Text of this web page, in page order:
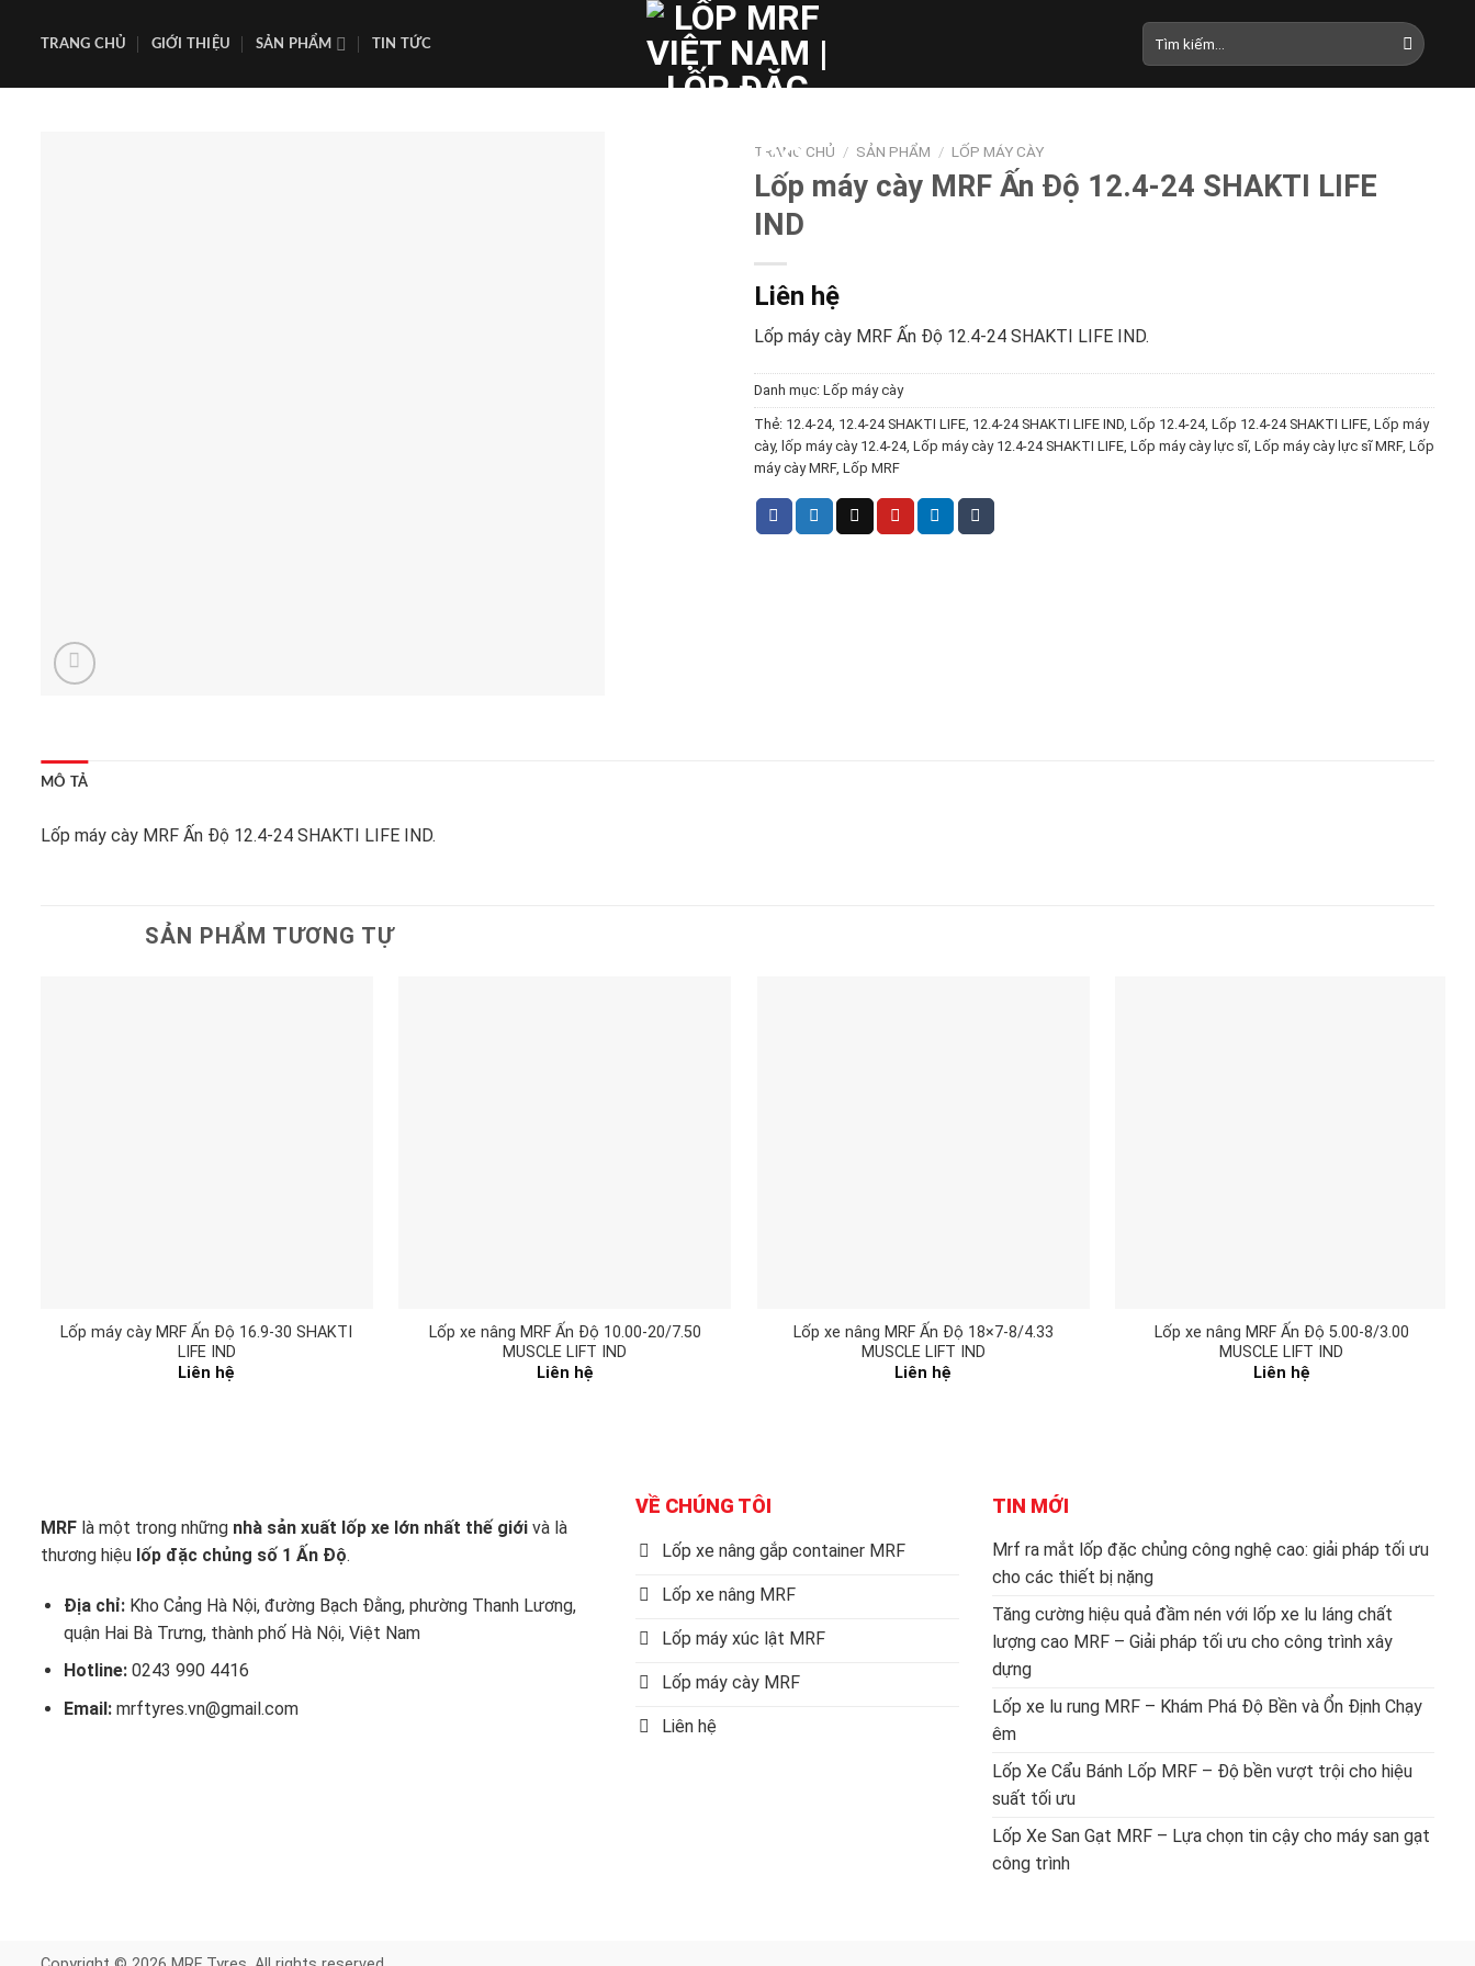
TRANG CHỦ GIỚI THIỆU SẢN PHẨM TIN TỨC
Tìm
kiếm:
TRANG CHỦ / SẢN PHẨM / LỐP MÁY CÀY
Lốp máy cày MRF Ấn Độ 12.4-24 SHAKTI LIFE
IND
Liên hệ
Lốp máy cày MRF Ấn Độ 12.4-24 SHAKTI LIFE IND.
Danh mục: Lốp máy cày
Thẻ: 12.4-24, 12.4-24 SHAKTI LIFE 12.4-24 SHAKTI LIFE IND Lốp 12.4-24, Lốp 12.4-24 SHAKTI LIFE Lốp máy
cày, lốp máy cày 12.4-24, Lốp máy cày 12.4-24 SHAKTI LIFE Lốp máy cày lực sĩ, Lốp máy cày lực sĩ MRF, Lốp
máy cày MRF, Lốp MRF
MÔ TẢ
Lốp máy cày MRF Ấn Độ 12.4-24 SHAKTI LIFE IND.
SẢN PHẨM TƯƠNG TỰ
Lốp máy cày MRF Ấn Độ 16.9-30 SHAKTI
LIFE IND
Liên hệ
Lốp xe nâng MRF Ấn Độ 10.00-20/7.50
MUSCLE LIFT IND
Liên hệ
Lốp xe nâng MRF Ấn Độ 18×7-8/4.33
MUSCLE LIFT IND
Liên hệ
Lốp xe nâng MRF Ấn Độ 5.00-8/3.00
MUSCLE LIFT IND
Liên hệ
MRF là một trong những nhà sản xuất lốp xe lớn nhất thế giới và là
thương hiệu lốp đặc chủng số 1 Ấn Độ.
Địa chỉ:Kho Cảng Hà Nội, đường Bạch Đằng, phường Thanh Lương,
quận Hai Bà Trưng, thành phố Hà Nội, Việt Nam
Hotline: 0243 990 4416
Email: mrftyres.vn@gmail.com
VỀ CHÚNG TÔI
Lốp xe nâng gắp container MRF
Lốp xe nâng MRF
Lốp máy xúc lật MRF
Lốp máy cày MRF
Liên hệ
TIN MỚI
Mrf ra mắt lốp đặc chủng công nghệ cao: giải pháp tối ưu
cho các thiết bị nặng
Tăng cường hiệu quả đầm nén với lốp xe lu láng chất
lượng cao MRF – Giải pháp tối ưu cho công trình xây
dựng
Lốp xe lu rung MRF – Khám Phá Độ Bền và Ổn Định Chạy
êm
Lốp Xe Cẩu Bánh Lốp MRF – Độ bền vượt trội cho hiệu
suất tối ưu
Lốp Xe San Gạt MRF – Lựa chọn tin cậy cho máy san gạt
công trình